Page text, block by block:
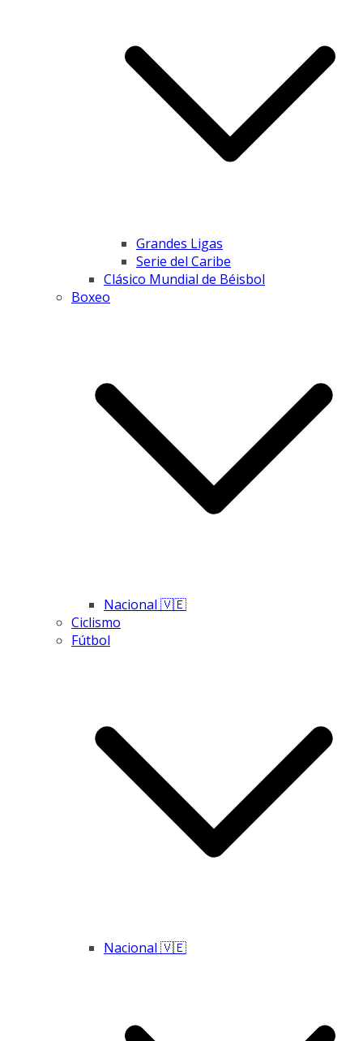
Grandes Ligas
Serie del Caribe
Clásico Mundial de Béisbol
Boxeo
Nacional 🇻🇪
Ciclismo
Fútbol
Nacional 🇻🇪